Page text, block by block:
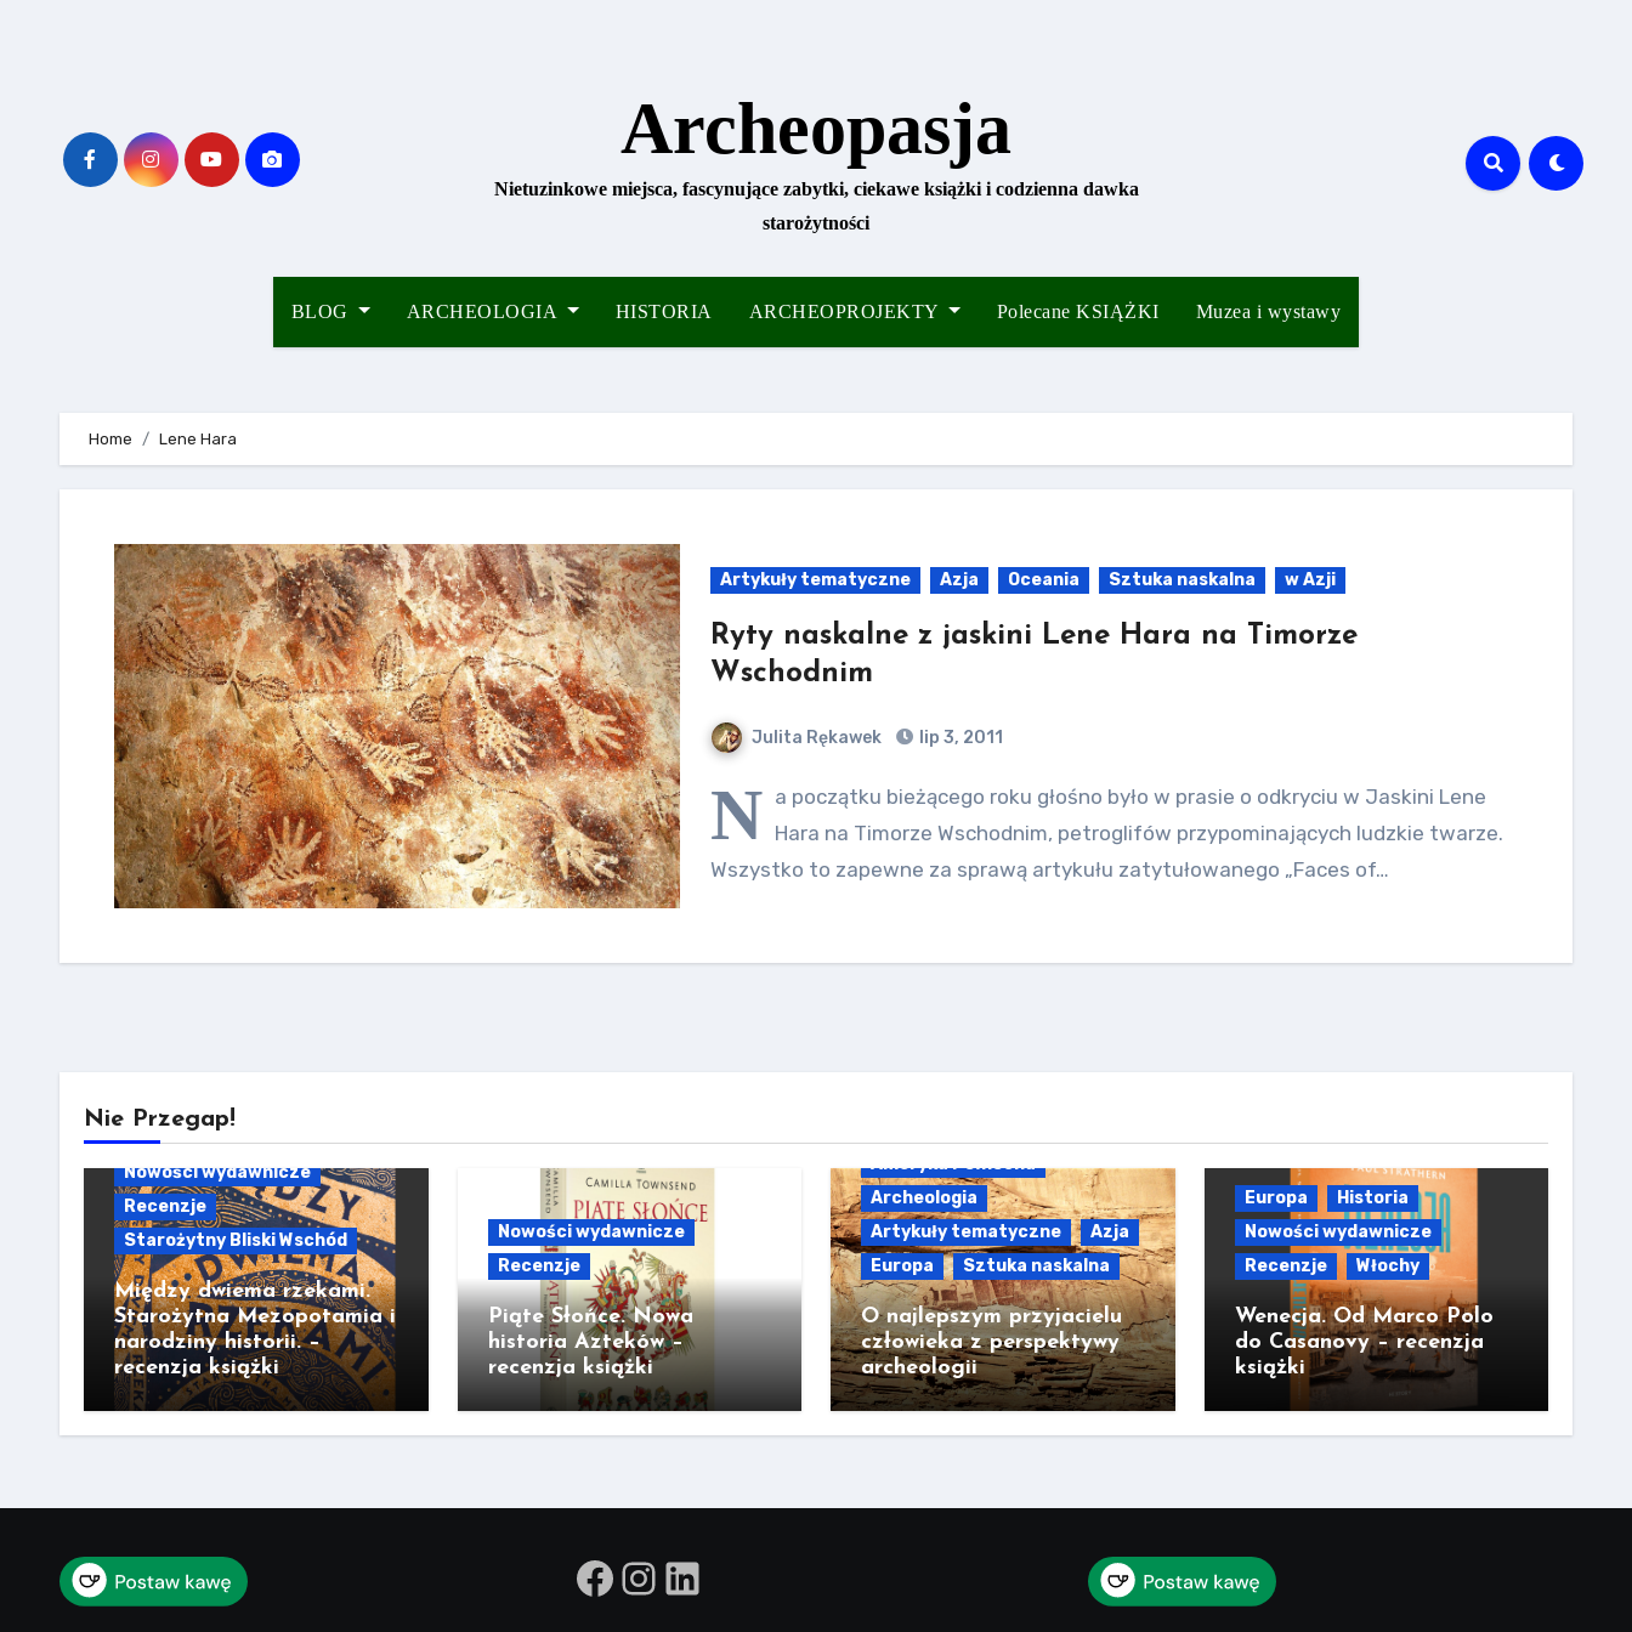
Archeopasja
Nietuzinkowe miejsca, fascynujące zabytki, ciekawe książki i codzienna dawka
starożytności
BLOG ARCHEOLOGIA HISTORIA ARCHEOPROJEKTY Polecane KSIĄŻKI Muzea i wystawy
Home Lene Hara
Artykuły tematyczne Azja Oceania Sztuka naskalna w Azji
Ryty naskalne z jaskini Lene Hara na Timorze
Wschodnim
Julita Rękawek lip 3, 2011
N a początku bieżącego roku głośno było w prasie o odkryciu w Jaskini Lene
Hara na Timorze Wschodnim, petroglifów przypominających ludzkie twarze.
Wszystko to zapewne za sprawą artykułu zatytułowanego „Faces of…
Nie Przegap!
Nowości wydawnicze
Recenzje
Starożytny Bliski Wschód
Między dwiema rzekami.
Starożytna Mezopotamia i
narodziny historii. –
recenzja książki
Nowości wydawnicze
Recenzje
Piąte Słońce. Nowa
historia Azteków –
recenzja książki
Ameryka Północna
Archeologia
Artykuły tematyczne
Azja
Europa
Sztuka naskalna
O najlepszym przyjacielu
człowieka z perspektywy
archeologii
Europa
Historia
Nowości wydawnicze
Recenzje
Włochy
Wenecja. Od Marco Polo
do Casanovy – recenzja
książki
Facebook
Instagram
LinkedIn